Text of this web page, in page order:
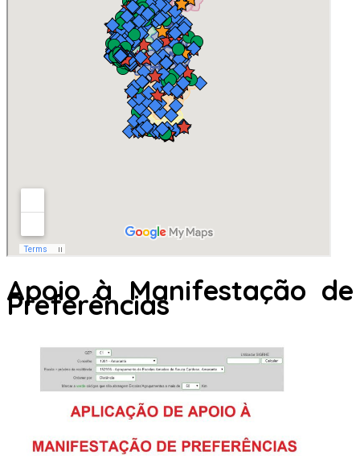
Apoio à Manifestação de
Preferências